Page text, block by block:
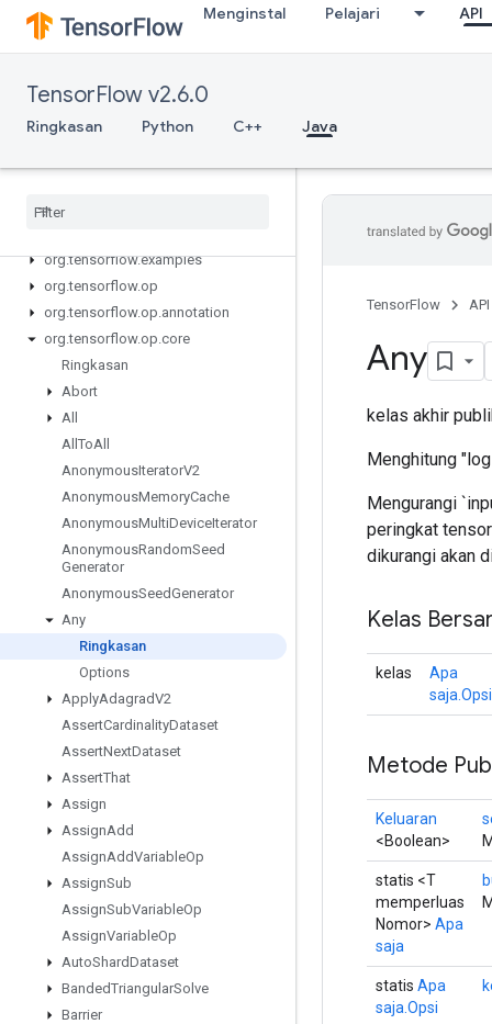
Menginstal Pelajari API
TensorFlow v2.6.0
Ringkasan Python C++ Java
Tensor
org.tensorflow.examples
org.tensorflow.op
org.tensorflow.op.annotation
org.tensorflow.op.core
Ringkasan
Abort
All
All ToAll
AnonymousIteratorV2
AnonymousMemoryCache
AnonymousMultiDeviceIterator
AnonymousRandomSeed
Generator
AnonymousSeedGenerator
Any
Ringkasan
Options
ApplyAdagradV2
AssertCardinalityDataset
AssertNextDataset
AssertThat
Assign
AssignAdd
AssignAddVariableOp
AssignSub
AssignSubVariableOp
AssignVariableOp
AutoShardDataset
BandedTriangularSolve
Barrier
TensorFlow API
Any
kelas akhir
Menghitung
Mengurangi
peringkat
dikurangi akan
Kelas
kelas
Apa
saja.Opsi
Metode
Keluaran
<Boolean>
statis <T
memperluas
Nomor> Apa
saja
statis Apa
saja.Opsi